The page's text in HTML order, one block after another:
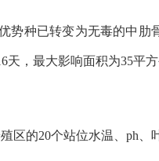
种已转变为无毒的中肋
，最大影响面积为35平
区的20个站位水温、ph、